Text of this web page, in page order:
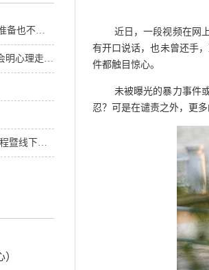
中高考来袭预警，再多的准备也不嫌多，这一份考生福利等你来拿
“益企创享，一起幸福”，会明心理走进社区公益，与居民一起让社区更美好
成长小组|系统精神分析课程暨线下团体成长小组招募
近日，一段视频在网
有开口说话，也未曾还手
件都触目惊心。
未被曝光的暴力事件
忍？可是在谴责之外，更